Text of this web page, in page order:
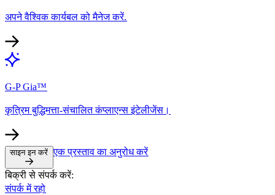
अपने वैश्विक कार्यबल को मैनेज करें.​​
G-P Gia™​​
कृत्रिम बुद्धिमत्ता-संचालित कंप्लाएन्स इंटेलीजेंस।​​
साइन इन करें​​ एक प्रस्ताव का अनुरोध करें​​
बिक्री से संपर्क करें:​​
संपर्क में रहो​​